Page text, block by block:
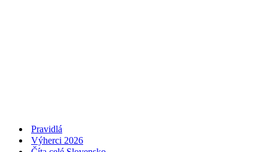
Pravidlá
Výherci 2026